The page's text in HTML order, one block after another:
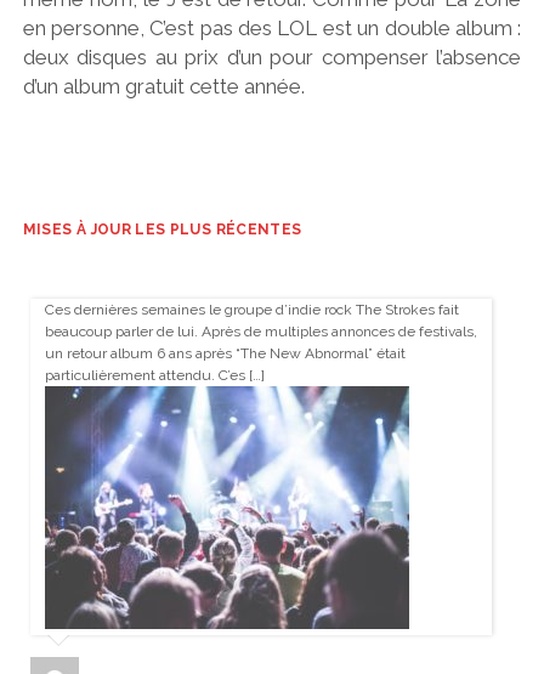
en personne, C’est pas des LOL est un double album :
deux disques au prix d’un pour compenser l’absence
d’un album gratuit cette année.
MISES À JOUR LES PLUS RÉCENTES
Ces dernières semaines le groupe d’indie rock The Strokes fait
beaucoup parler de lui. Après de multiples annonces de festivals,
un retour album 6 ans après “The New Abnormal” était
particulièrement attendu. C’es […]